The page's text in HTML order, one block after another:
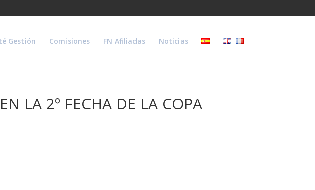
Gestión Comisiones FN Afiliadas Noticias
LA 2º FECHA DE LA COPA